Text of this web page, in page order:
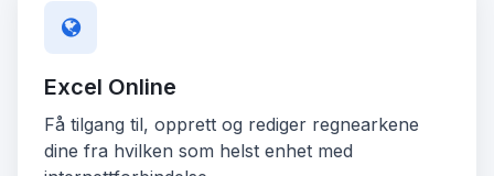
Excel Online
Få tilgang til, opprett og rediger regnearkene
dine fra hvilken som helst enhet med